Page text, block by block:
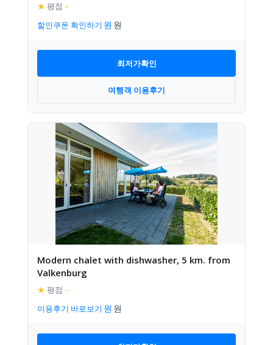
★ 평점 –
할인쿠폰 확인하기
최저가확인
여행객 이용후기
Modern chalet with dishwasher, 5 km. from
Valkenburg
★ 평점 –
이용후기 바로보기